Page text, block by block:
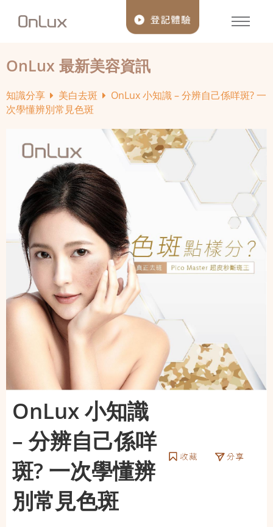
OnLux 最新美容資訊
知識分享 美白去斑
OnLux 小知識 – 分辨自己係咩斑? 一
次學懂辨別常見色斑
OnLux 小知識
– 分辨自己係咩
斑? 一次學懂辨
別常見色斑